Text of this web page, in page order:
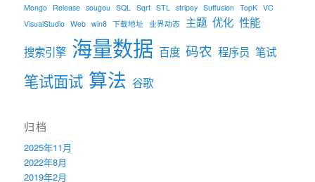
Mongo Release sougou SQL Sqrt STL stripey Suffusion TopK VC
VisualStudio Web win8 下载地址 业界动态 主题 优化 性能
搜索引擎 海量数据 百度 码农 程序员 笔试
笔试面试 算法 谷歌
归档
2025年11月
2022年8月
2019年2月